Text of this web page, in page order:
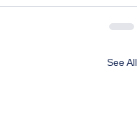
See All